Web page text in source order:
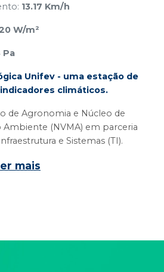
13.17 Km/h
W/m²
Pa
Unifev - uma estação de
climáticos.
de Agronomia e Núcleo de
Ambiente (NVMA) em parceria
e Sistemas (TI).
mais